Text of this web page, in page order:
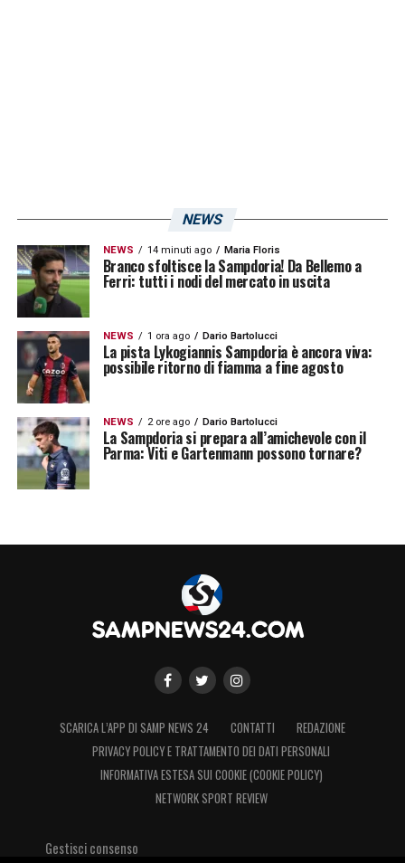
NEWS
NEWS 14 minuti ago Maria Floris
Branco sfoltisce la Sampdoria! Da Bellemo a
Ferri: tutti i nodi del mercato in uscita
NEWS 1 ora ago Dario Bartolucci
La pista Lykogiannis Sampdoria è ancora viva:
possibile ritorno di fiamma a fine agosto
NEWS 2 ore ago Dario Bartolucci
La Sampdoria si prepara all’amichevole con il
Parma: Viti e Gartenmann possono tornare?
SCARICA L’APP DI SAMP NEWS 24 CONTATTI
REDAZIONE
PRIVACY POLICY E TRATTAMENTO DEI DATI PERSONALI
INFORMATIVA ESTESA SUI COOKIE (COOKIE POLICY)
NETWORK SPORT REVIEW
Gestisci consenso